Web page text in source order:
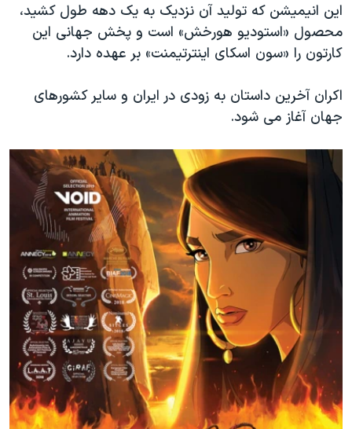
این انیمیشن که تولید آن نزدیک به یک دهه طول کشید،
محصول «استودیو هورخش» است و پخش جهانی این
کارتون را «سون اسکای اینترتیمنت» بر عهده دارد.
اکران آخرین داستان به زودی در ایران و سایر کشورهای
جهان آغاز می شود.